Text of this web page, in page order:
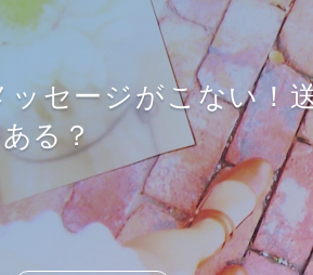
ッセージがこない！
る？